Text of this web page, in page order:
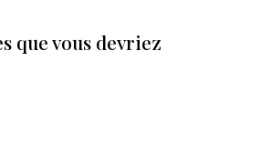
que vous devriez